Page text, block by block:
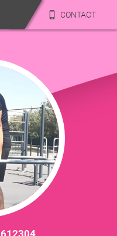
CONTACT
612304